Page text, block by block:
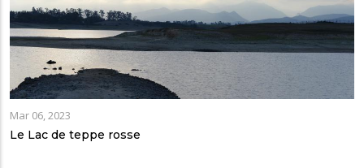
Mar 06, 2023
Le Lac de teppe rosse